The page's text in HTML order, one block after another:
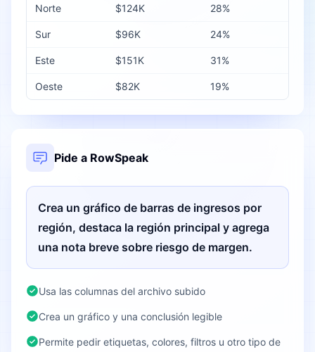
Norte $124K 28%
Sur $96K 24%
Este $151K 31%
Oeste $82K 19%
Pide a RowSpeak
Crea un gráfico de barras de ingresos por
región, destaca la región principal y agrega
una nota breve sobre riesgo de margen.
Usa las columnas del archivo subido
Crea un gráfico y una conclusión legible
Permite pedir etiquetas, colores, filtros u otro tipo de